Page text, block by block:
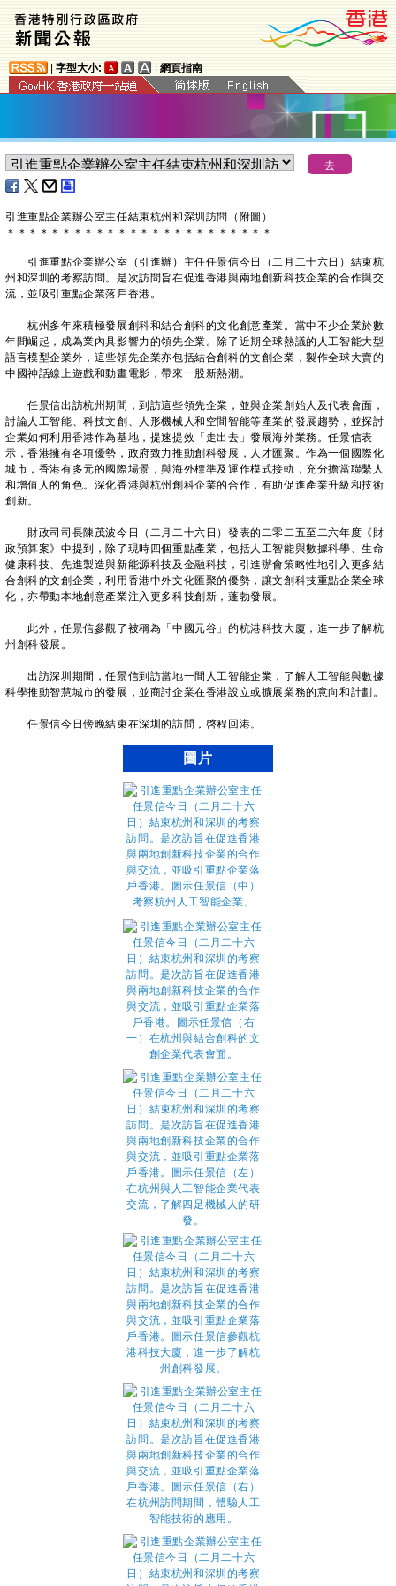
字型大小: 網頁指南
引進重點企業辦公室主任結束杭州和深圳訪問（附圖）
＊ ＊ ＊ ＊ ＊ ＊ ＊ ＊ ＊ ＊ ＊ ＊ ＊ ＊ ＊ ＊ ＊ ＊ ＊ ＊ ＊ ＊ ＊ ＊
引進重點企業辦公室（引進辦）主任任景信今日（二月二十六日）結束杭
州和深圳的考察訪問。是次訪問旨在促進香港與兩地創新科技企業的合作與交
流，並吸引重點企業落戶香港。
杭州多年來積極發展創科和結合創科的文化創意產業。當中不少企業於數
年間崛起，成為業內具影響力的領先企業。除了近期全球熱議的人工智能大型
語言模型企業外，這些領先企業亦包括結合創科的文創企業，製作全球大賣的
中國神話線上遊戲和動畫電影，帶來一股新熱潮。
任景信出訪杭州期間，到訪這些領先企業，並與企業創始人及代表會面，
討論人工智能、科技文創、人形機械人和空間智能等產業的發展趨勢，並探討
企業如何利用香港作為基地，提速提效「走出去」發展海外業務。任景信表
示，香港擁有各項優勢，政府致力推動創科發展，人才匯聚。作為一個國際化
城市，香港有多元的國際場景，與海外標準及運作模式接軌，充分擔當聯繫人
和增值人的角色。深化香港與杭州創科企業的合作，有助促進產業升級和技術
創新。
財政司司長陳茂波今日（二月二十六日）發表的二零二五至二六年度《財
政預算案》中提到，除了現時四個重點產業，包括人工智能與數據科學、生命
健康科技、先進製造與新能源科技及金融科技，引進辦會策略性地引入更多結
合創科的文創企業，利用香港中外文化匯聚的優勢，讓文創科技重點企業全球
化，亦帶動本地創意產業注入更多科技創新，蓬勃發展。
此外，任景信參觀了被稱為「中國元谷」的杭港科技大廈，進一步了解杭
州創科發展。
出訪深圳期間，任景信到訪當地一間人工智能企業，了解人工智能與數據
科學推動智慧城市的發展，並商討企業在香港設立或擴展業務的意向和計劃。
任景信今日傍晚結束在深圳的訪問，啓程回港。
圖片